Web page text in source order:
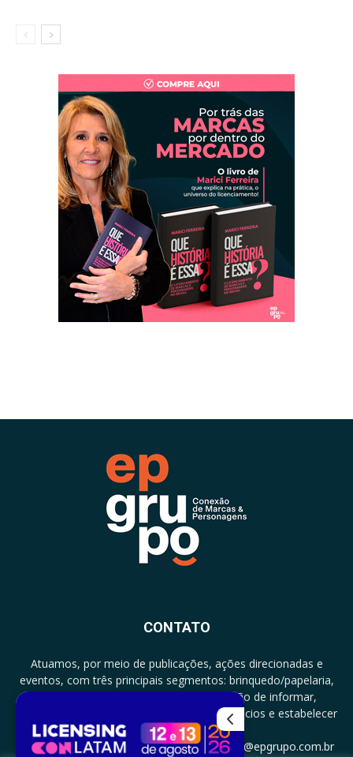
CONTATO
Atuamos, por meio de publicações, ações direcionadas e
eventos, com três principais segmentos: brinquedo/papelaria,
licenciamento e zero a três com a missão de informar,
documentar, proporcionar encontro de negócios e estabelecer
parcerias.
CONTATO: +5511994513097 - atendimento@epgrupo.com.br